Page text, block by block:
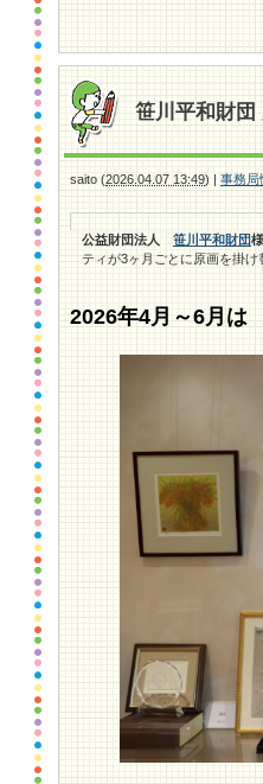
笹川平和財団
saito (2026.04.07 13:49) | 事務局
公益財団法人 笹川平和財団様
ティが3ヶ月ごとに原画を掛
2026年4月～6月は